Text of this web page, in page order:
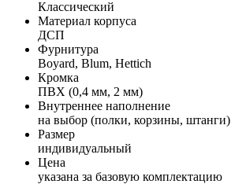
Классический
Материал корпуса
ДСП
Фурнитура
Boyard, Blum, Hettich
Кромка
ПВХ (0,4 мм, 2 мм)
Внутреннее наполнение
на выбор (полки, корзины, штанги)
Размер
индивидуальный
Цена
указана за базовую комплектацию